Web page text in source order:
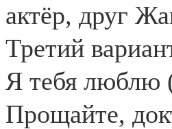
актёр, друг
Третий
Я тебя люблю
Прощайте,